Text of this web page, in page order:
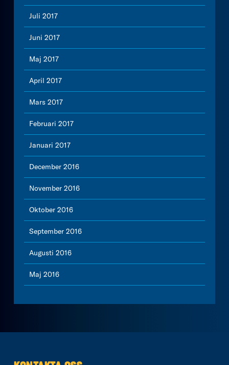
Juli 2017
Juni 2017
Maj 2017
April 2017
Mars 2017
Februari 2017
Januari 2017
December 2016
November 2016
Oktober 2016
September 2016
Augusti 2016
Maj 2016